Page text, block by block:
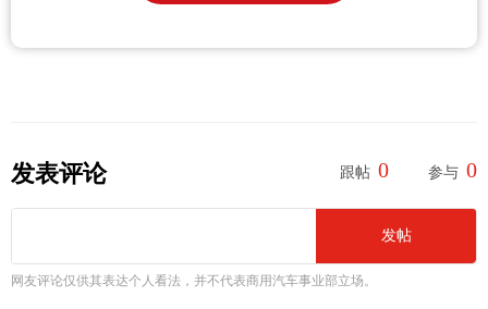
发表评论 跟帖 0 参与 0
发帖
网友评论仅供其表达个人看法，并不代表商用汽车事业部立场。